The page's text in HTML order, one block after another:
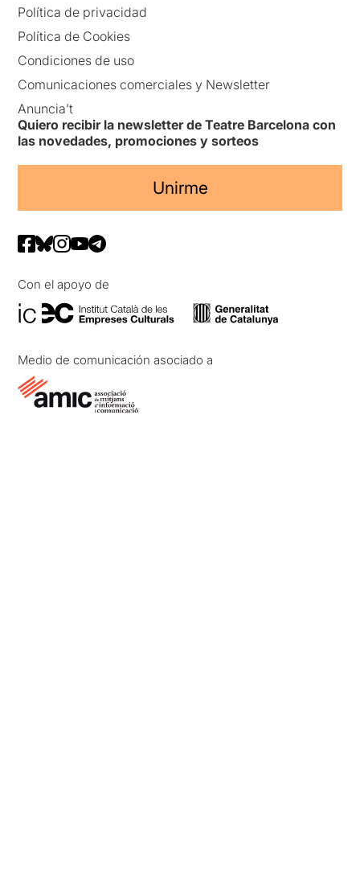
Política de privacidad
Política de Cookies
Condiciones de uso
Comunicaciones comerciales y Newsletter
Anuncia’t
Quiero recibir la newsletter de Teatre Barcelona con
las novedades, promociones y sorteos
Unirme
Con el apoyo de
Medio de comunicación asociado a